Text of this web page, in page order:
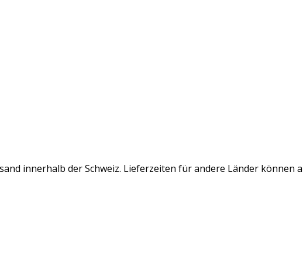
innerhalb der Schweiz. Lieferzeiten für andere Länder können